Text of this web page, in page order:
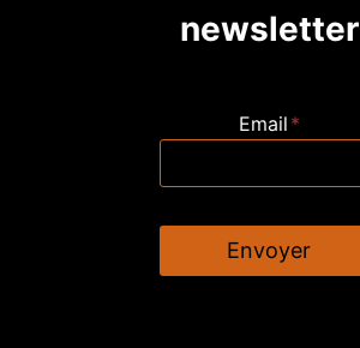
newsletter
Email *
Envoyer